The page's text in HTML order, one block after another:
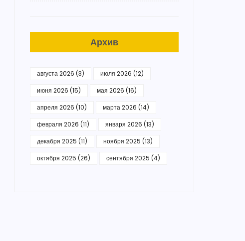
Архив
августа 2026 (3) июля 2026 (12)
июня 2026 (15) мая 2026 (16)
апреля 2026 (10) марта 2026 (14)
февраля 2026 (11) января 2026 (13)
декабря 2025 (11) ноября 2025 (13)
октября 2025 (26) сентября 2025 (4)